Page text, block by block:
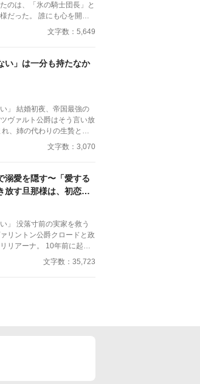
のは、「氷の騎士団長」と
だった。 誰にも心を開か
たしにだけは、蕩けるほど
はい
』がするのです。 尋ねて
言うだけ。「君が生きてい
いの中でも構わない」と。
うなされるの。どうし
、あんなに凍りつくの。 ―
、この人は抱えている。
ら最後までハッピーエンド
味（人間の狂気・執着）
が、ヒロインは絶対に傷つ
文字数：5,649
い」は一分も持たなか
強の
ヴァルト公爵はそう言い放
リーリア・ミラベルにとっ
た。 愛を期待されないの
リアは、緩んだ軍服のボタ
化魔法で直す。 ただ「役
の瞬間。 冷
分
、激重独占欲を発症した最
る溺愛 妻を傷つける者に
文字数：3,070
溺愛を隠す〜「愛する
放す旦那様は、初恋の
執着を抱えていまし
救う
リントン公爵クロードと政
リアーナ。 10年前に起き
ている彼女は、氷のように
活に不安を抱いていた。
縛られ、
文字数：35,723